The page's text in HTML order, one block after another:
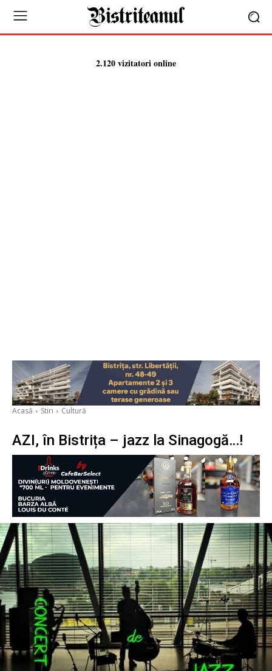
2.120 vizitatori online
Acasă Stiri Cultură
AZI, în Bistrița – jazz la Sinagogă…!